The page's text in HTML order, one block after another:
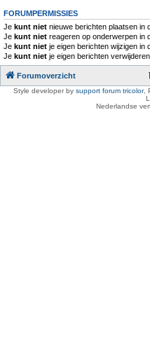
FORUMPERMISSIES
Je kunt niet nieuwe berichten plaatsen in
Je kunt niet reageren op onderwerpen in
Je kunt niet je eigen berichten wijzigen in
Je kunt niet je eigen berichten
Forumoverzicht
Style developer by support forum tricolor,
Nederlandse